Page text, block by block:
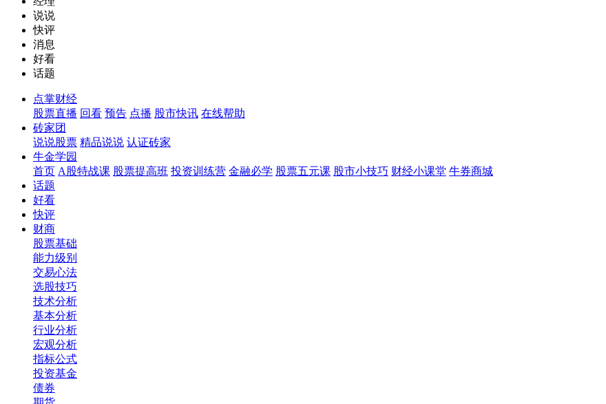
说说
快评
消息
好看
话题
点掌财经
股票直播 回看 预告 点播 股市快讯 在线帮助
砖家团
说说股票 精品说说 认证砖家
牛金学园
首页 A股特战课 股票提高班 投资训练营 金融必学 股票五元课 股市小技巧 财经小课堂 牛券商城
话题
好看
快评
财商
股票基础
能力级别
交易心法
选股技巧
技术分析
基本分析
行业分析
宏观分析
指标公式
投资基金
债券